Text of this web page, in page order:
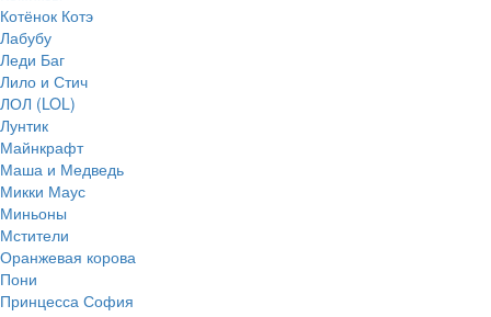
Котёнок Котэ
Лабубу
Леди Баг
Лило и Стич
ЛОЛ (LOL)
Лунтик
Майнкрафт
Маша и Медведь
Микки Маус
Миньоны
Мстители
Оранжевая корова
Пони
Принцесса София